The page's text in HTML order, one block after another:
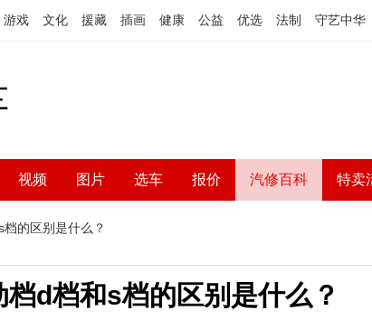
游戏 文化 援藏 插画 健康 公益 优选 法制 守艺中华
视频 图片 选车 报价 汽修百科 特卖
档的区别是什么？
档d档和s档的区别是什么？